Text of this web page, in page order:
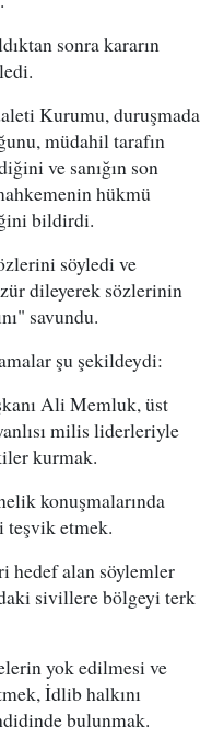
sonra kararın
Kurumu, duruşmada
müdahil tarafın
ve sanığın son
hükmü
bildirdi.
söyledi ve
dileyerek sözlerinin
savundu.
şu şekildeydi:
Ali Memluk, üst
milis liderleriyle
kurmak.
konuşmalarında
teşvik etmek.
hedef alan söylemler
sivillere bölgeyi terk
yok edilmesi ve
İdlib halkını
bulunmak.